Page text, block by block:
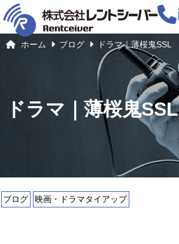
ホーム ブログ ドラマ｜薄桜鬼SSL
ドラマ｜薄桜鬼SSL
ブログ 映画・ドラマタイアップ